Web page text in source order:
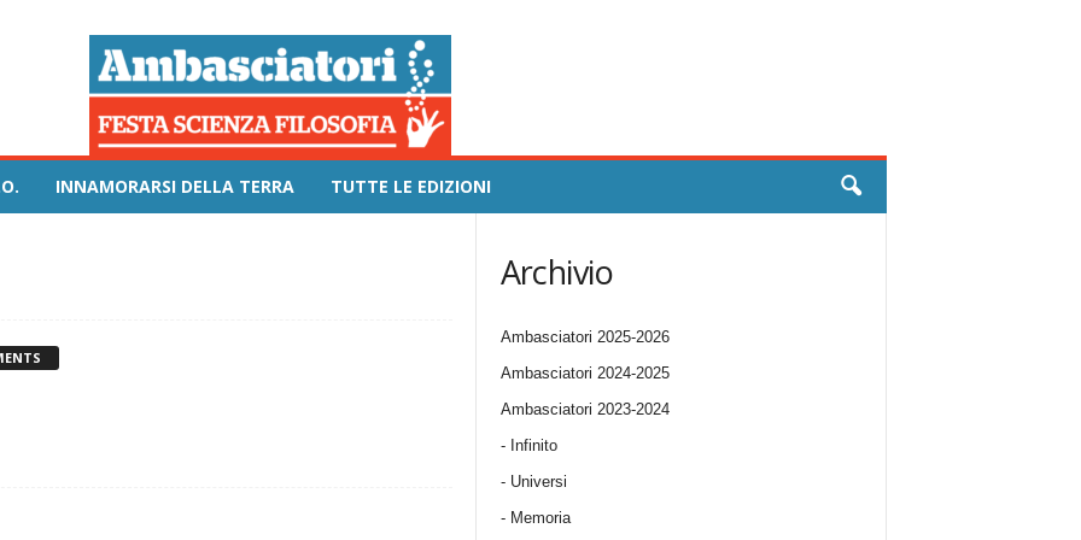
INNAMORARSI DELLA TERRA TUTTE LE EDIZIONI
Archivio
Ambasciatori 2025-2026
Ambasciatori 2024-2025
Ambasciatori 2023-2024
- Infinito
- Universi
- Memoria